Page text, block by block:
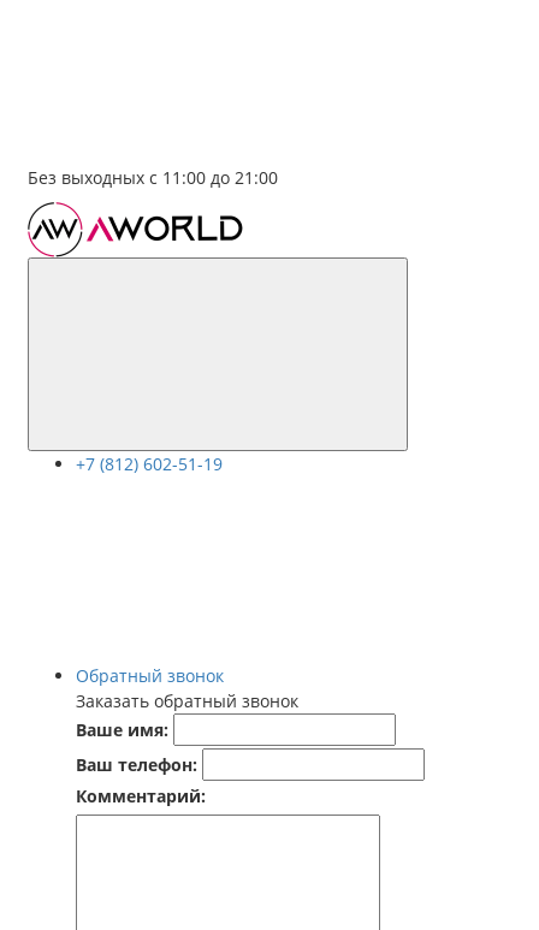
Без выходных с 11:00 до 21:00
+7 (812) 602-51-19
Обратный звонок
Заказать обратный звонок
Ваше имя:
Ваш телефон:
Комментарий: